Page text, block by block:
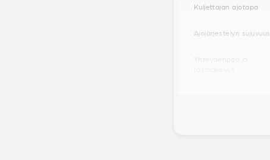
Kuljettajan ajotapa
Ajojärjestelyn sujuvuus